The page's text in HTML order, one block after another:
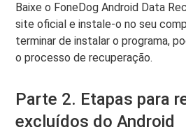
Baixe o FoneDog Android Data
site oficial e instale-o no seu
terminar de instalar o programa,
o processo de recuperação.
Parte 2. Etapas para
excluídos do Android